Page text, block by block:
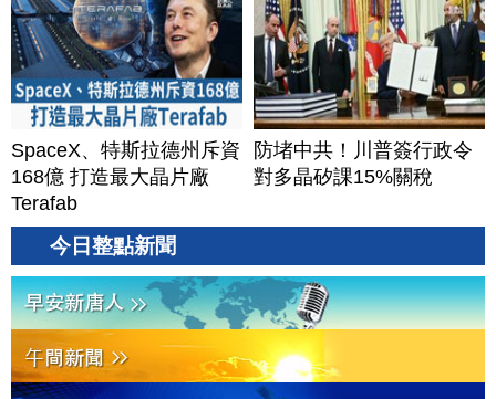
SpaceX、特斯拉德州斥資
168億 打造最大晶片廠
Terafab
防堵中共！川普簽行政令
對多晶矽課15%關稅
今日整點新聞